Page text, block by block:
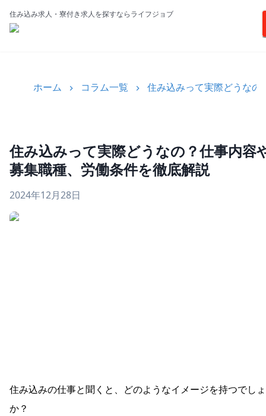
住み込み求人・寮付き求人を探すならライフジョブ
ホーム コラム一覧 住み込みって実際どうな
住み込みって実際どうなの？仕事内容
募集職種、労働条件を徹底解説
2024年12月28日
住み込みの仕事と聞くと、どのようなイメージを持つでし
か？